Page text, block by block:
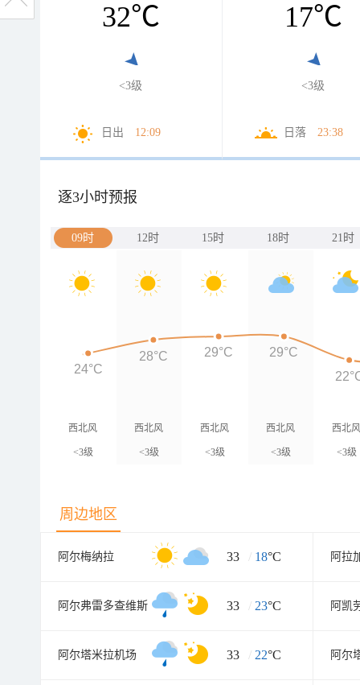
32℃
<3级
日出 12:09
17℃
<3级
日落 23:38
逐3小时预报
09时 12时 15时 18时 21时
西北风
<3级
西北风
<3级
西北风
<3级
西北风
<3级
西北
<3级
24°C
28°C 29°C 29°C
周边地区
阿尔梅纳拉 33 / 18°C 阿拉
阿尔弗雷多查维斯 33 / 23°C 阿凯
阿尔塔米拉机场 33 / 22°C 阿尔